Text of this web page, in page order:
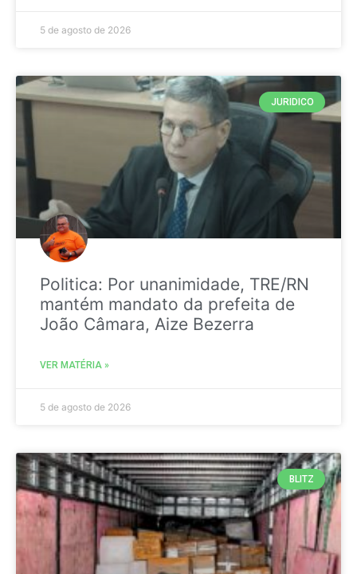
5 de agosto de 2026
JURIDICO
Politica: Por unanimidade, TRE/RN
mantém mandato da prefeita de
João Câmara, Aize Bezerra
VER MATÉRIA »
5 de agosto de 2026
BLITZ